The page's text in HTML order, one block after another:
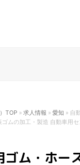
TOP »求人情報 »愛知 » 自
ムの加工・製造 自動車用
ゴム・ホー